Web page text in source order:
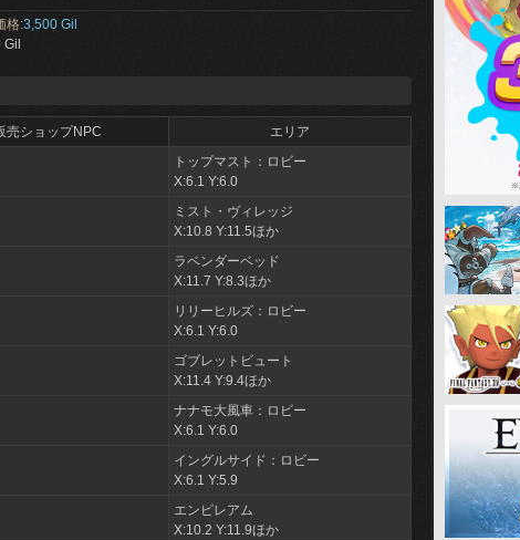
格:3,500 Gil
売ショップNPC
エリア
トップマスト：ロビー
X:6.1 Y:6.0
ミスト・ヴィレッジ
X:10.8 Y:11.5ほか
ラベンダーベッド
X:11.7 Y:8.3ほか
リリーヒルズ：ロビー
X:6.1 Y:6.0
ゴブレットビュート
X:11.4 Y:9.4ほか
ナナモ大風車：ロビー
X:6.1 Y:6.0
イングルサイド：ロビー
X:6.1 Y:5.9
エンピレアム
X:10.2 Y:11.9ほか